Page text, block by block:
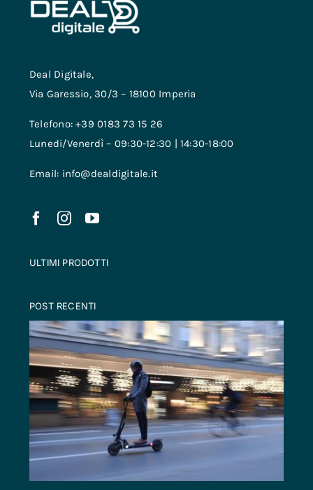
Deal Digitale,
Via Garessio, 30/3 – 18100 Imperia
Telefono: +39 0183 73 15 26
Lunedi/Venerdì – 09:30-12:30 | 14:30-18:00
Email: info@dealdigitale.it
ULTIMI PRODOTTI
POST RECENTI